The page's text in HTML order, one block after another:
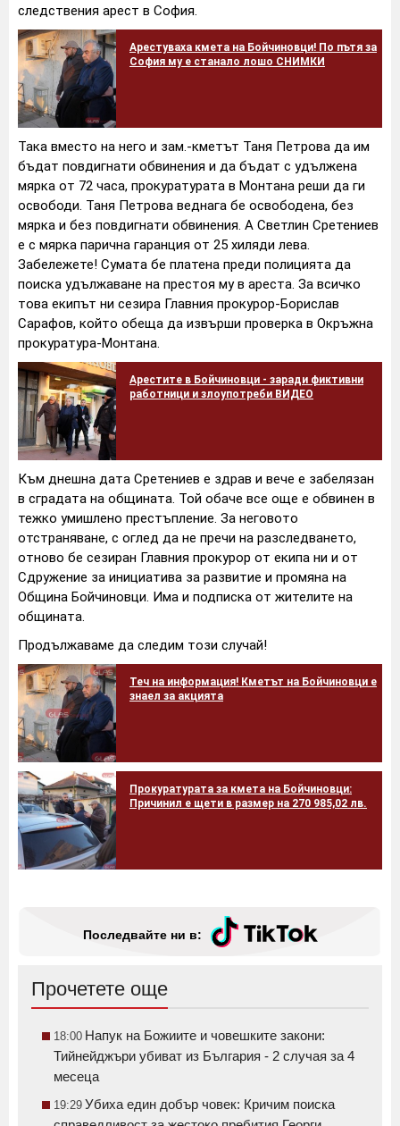
следствения арест в София.
Арестуваха кмета на Бойчиновци! По пътя за
София му е станало лошо СНИМКИ
Така вместо на него и зам.-кметът Таня Петрова да им
бъдат повдигнати обвинения и да бъдат с удължена
мярка от 72 часа, прокуратурата в Монтана реши да ги
освободи. Таня Петрова веднага бе освободена, без
мярка и без повдигнати обвинения. А Светлин Сретениев
е с мярка парична гаранция от 25 хиляди лева.
Забележете! Сумата бе платена преди полицията да
поиска удължаване на престоя му в ареста. За всичко
това екипът ни сезира Главния прокурор-Борислав
Сарафов, който обеща да извърши проверка в Окръжна
прокуратура-Монтана.
Арестите в Бойчиновци - заради фиктивни
работници и злоупотреби ВИДЕО
Към днешна дата Сретениев е здрав и вече е забелязан
в сградата на общината. Той обаче все още е обвинен в
тежко умишлено престъпление. За неговото
отстраняване, с оглед да не пречи на разследването,
отново бе сезиран Главния прокурор от екипа ни и от
Сдружение за инициатива за развитие и промяна на
Община Бойчиновци. Има и подписка от жителите на
общината.
Продължаваме да следим този случай!
Теч на информация! Кметът на Бойчиновци е
знаел за акцията
Прокуратурата за кмета на Бойчиновци:
Причинил е щети в размер на 270 985,02 лв.
Последвайте ни в:
Прочетете още
18:00 Напук на Божиите и човешките закони:
Тийнейджъри убиват из България - 2 случая за 4
месеца
19:29 Убиха един добър човек: Кричим поиска